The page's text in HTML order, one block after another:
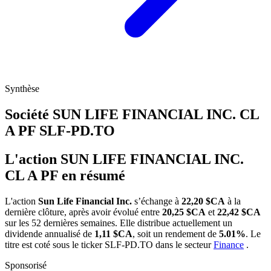
Synthèse
Société SUN LIFE FINANCIAL INC. CL
A PF SLF-PD.TO
L'action SUN LIFE FINANCIAL INC.
CL A PF en résumé
L'action Sun Life Financial Inc. s’échange à 22,20 $CA à la
dernière clôture, après avoir évolué entre 20,25 $CA et 22,42 $CA
sur les 52 dernières semaines. Elle distribue actuellement un
dividende annualisé de 1,11 $CA, soit un rendement de 5.01%. Le
titre est coté sous le ticker SLF-PD.TO dans le secteurFinance .
Sponsorisé